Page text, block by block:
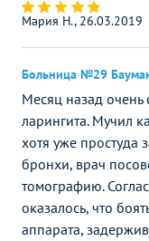
Мария Н., 26.03.2019
Больница №29
Месяц назад очень
ларингита. Мучил
хотя уже простуда
бронхи, врач
томографию.
оказалось, что
аппарата,